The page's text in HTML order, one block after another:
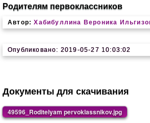
Родителям первоклассников
Автор: Хабибуллина Вероника
Опубликовано: 2019-05-27 10:03:02
Документы для скачивания
49596_Roditelyam pervoklassnikov.jpg